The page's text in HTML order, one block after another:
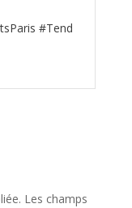
#Tend
Les champs